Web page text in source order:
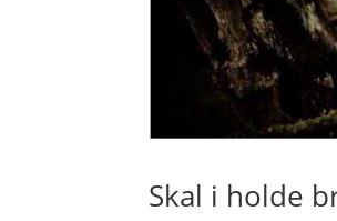
Skal i holde